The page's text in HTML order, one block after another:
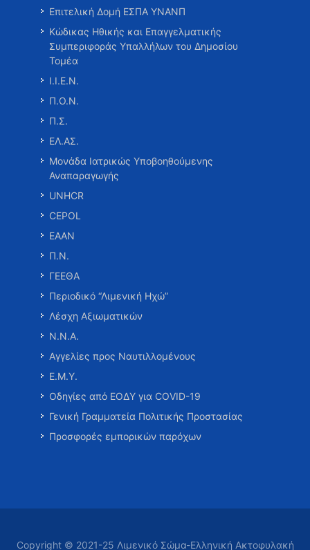
Επιτελική Δομή ΕΣΠΑ ΥΝΑΝΠ
Κώδικας Ηθικής και Επαγγελματικής
Συμπεριφοράς Υπαλλήλων του Δημοσίου
Τομέα
Ι.Ι.Ε.Ν.
Π.Ο.Ν.
Π.Σ.
ΕΛ.ΑΣ.
Μονάδα Ιατρικώς Υποβοηθούμενης
Αναπαραγωγής
UNHCR
CEPOL
ΕΑΑΝ
Π.Ν.
ΓΕΕΘΑ
Περιοδικό “Λιμενική Ηχώ”
Λέσχη Αξιωματικών
Ν.Ν.Α.
Αγγελίες προς Ναυτιλλομένους
Ε.Μ.Υ.
Οδηγίες από ΕΟΔΥ για COVID-19
Γενική Γραμματεία Πολιτικής Προστασίας
Προσφορές εμπορικών παρόχων
Copyright © 2021-25 Λιμενικό Σώμα-Ελληνική Ακτοφυλακή